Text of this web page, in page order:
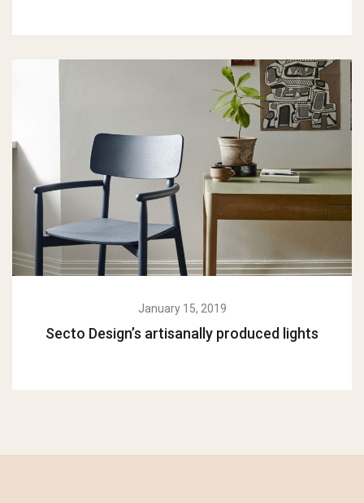
January 15, 2019
Secto Design’s artisanally produced lights